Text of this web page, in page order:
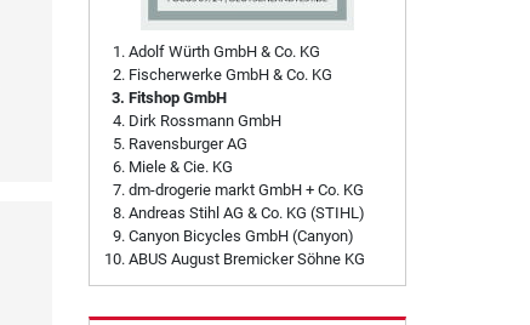
Adolf Würth GmbH & Co. KG
Fischerwerke GmbH & Co. KG
Fitshop GmbH
Dirk Rossmann GmbH
Ravensburger AG
Miele & Cie. KG
dm-drogerie markt GmbH + Co. KG
Andreas Stihl AG & Co. KG (STIHL)
Canyon Bicycles GmbH (Canyon)
ABUS August Bremicker Söhne KG